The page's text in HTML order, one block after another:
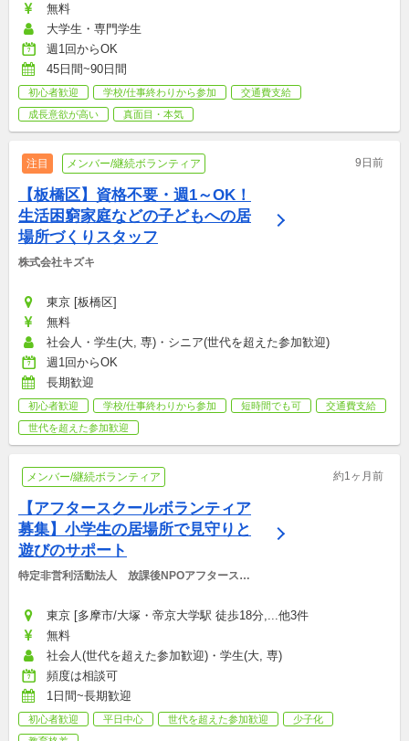
無料
大学生・専門学生
週1回からOK
45日間~90日間
初心者歓迎 学校/仕事終わりから参加
交通費支給
成長意欲が高い
真面目・本気
注目 メンバー/継続ボランティア 9日前
【板橋区】資格不要・週1～OK！
生活困窮家庭などの子どもへの居
場所づくりスタッフ
株式会社キズキ
東京 [板橋区]
無料
社会人・学生(大, 専)・シニア(世代を超えた参加歓迎)
週1回からOK
長期歓迎
初心者歓迎 学校/仕事終わりから参加 短時間でも可
交通費支給
世代を超えた参加歓迎
メンバー/継続ボランティア 約1ヶ月前
【アフタースクールボランティア
募集】小学生の居場所で見守りと
遊びのサポート
特定非営利活動法人　放課後NPOアフタースク
東京 [多摩市/大塚・帝京大学駅 徒歩18分,...他3件
無料
社会人(世代を超えた参加歓迎)・学生(大, 専)
頻度は相談可
1日間~長期歓迎
初心者歓迎 平日中心 世代を超えた参加歓迎
少子化